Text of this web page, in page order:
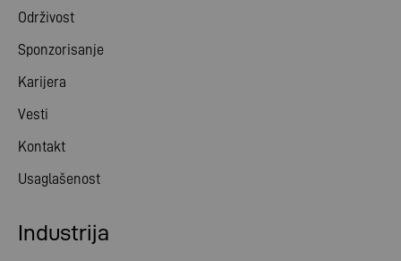
Održivost
Sponzorisanje
Karijera
Vesti
Kontakt
Usaglašenost
Industrija